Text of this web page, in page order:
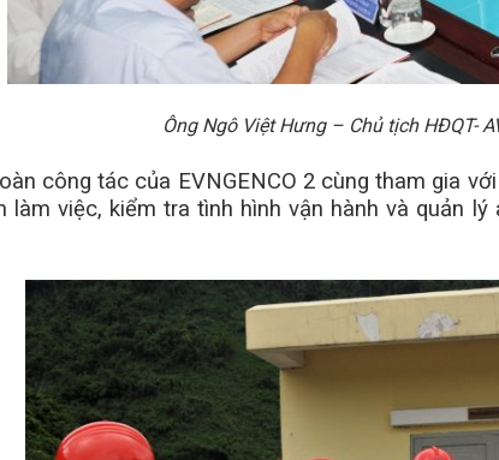
Ông Ngô Việt Hưng – Chủ tịch HĐQT-
công tác của EVNGENCO 2 cùng tham gia
làm việc, kiểm tra tình hình vận hành và quản